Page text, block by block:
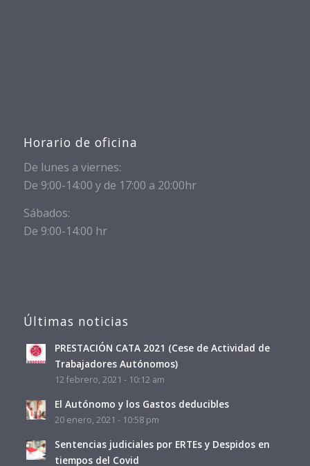
Horario de oficina
De lunes a viernes:
De 9:00-14:00 y de 17:00 a 20:00hr
Sábados:
De 9:00-14:00 hr
Últimas noticias
PRESTACIÓN CATA 2021 (Cese de Actividad de
Trabajadores Autónomos)
12 febrero, 2021 - 10:12 am
El Autónomo y los Gastos deducibles
20 enero, 2021 - 10:58 pm
Sentencias judiciales por ERTEs y Despidos en
tiempos del Covid